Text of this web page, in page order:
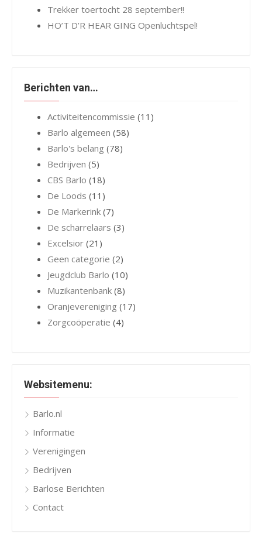
Trekker toertocht 28 september!!
HO’T D’R HEAR GING Openluchtspel!
Berichten van…
Activiteitencommissie (11)
Barlo algemeen (58)
Barlo's belang (78)
Bedrijven (5)
CBS Barlo (18)
De Loods (11)
De Markerink (7)
De scharrelaars (3)
Excelsior (21)
Geen categorie (2)
Jeugdclub Barlo (10)
Muzikantenbank (8)
Oranjevereniging (17)
Zorgcoöperatie (4)
Websitemenu:
Barlo.nl
Informatie
Verenigingen
Bedrijven
Barlose Berichten
Contact